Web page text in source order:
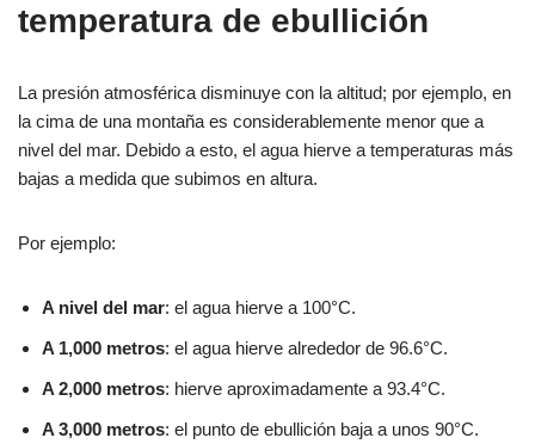
temperatura de ebullición
La presión atmosférica disminuye con la altitud; por ejemplo, en
la cima de una montaña es considerablemente menor que a
nivel del mar. Debido a esto, el agua hierve a temperaturas más
bajas a medida que subimos en altura.
Por ejemplo:
A nivel del mar: el agua hierve a 100°C.
A 1,000 metros: el agua hierve alrededor de 96.6°C.
A 2,000 metros: hierve aproximadamente a 93.4°C.
A 3,000 metros: el punto de ebullición baja a unos 90°C.